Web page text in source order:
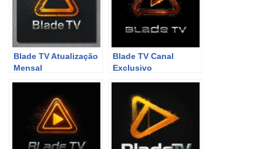
Blade TV Atualização
Mensal
Blade TV Canal
Exclusivo